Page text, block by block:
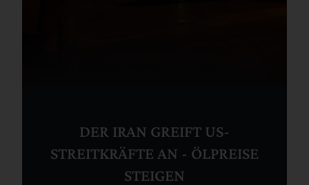
DER IRAN GREIFT US-
STREITKRÄFTE AN - ÖLPREISE
STEIGEN